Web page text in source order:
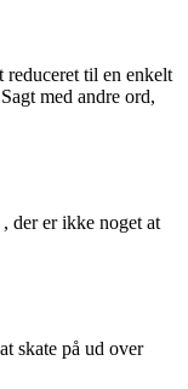
reduceret til en enkelt
med andre ord,
der er ikke noget at
skate på ud over